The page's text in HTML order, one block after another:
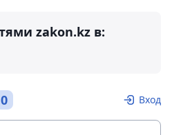
zakon.kz в:
0 Вход